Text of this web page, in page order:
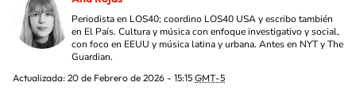
Periodista en LOS40; coordino LOS40 USA y escribo también
en El País. Cultura y música con enfoque investigativo y social,
con foco en EEUU y música latina y urbana. Antes en NYT y The
Guardian.
Actualizada: 20 de Febrero de 2026 - 15:15 GMT-5